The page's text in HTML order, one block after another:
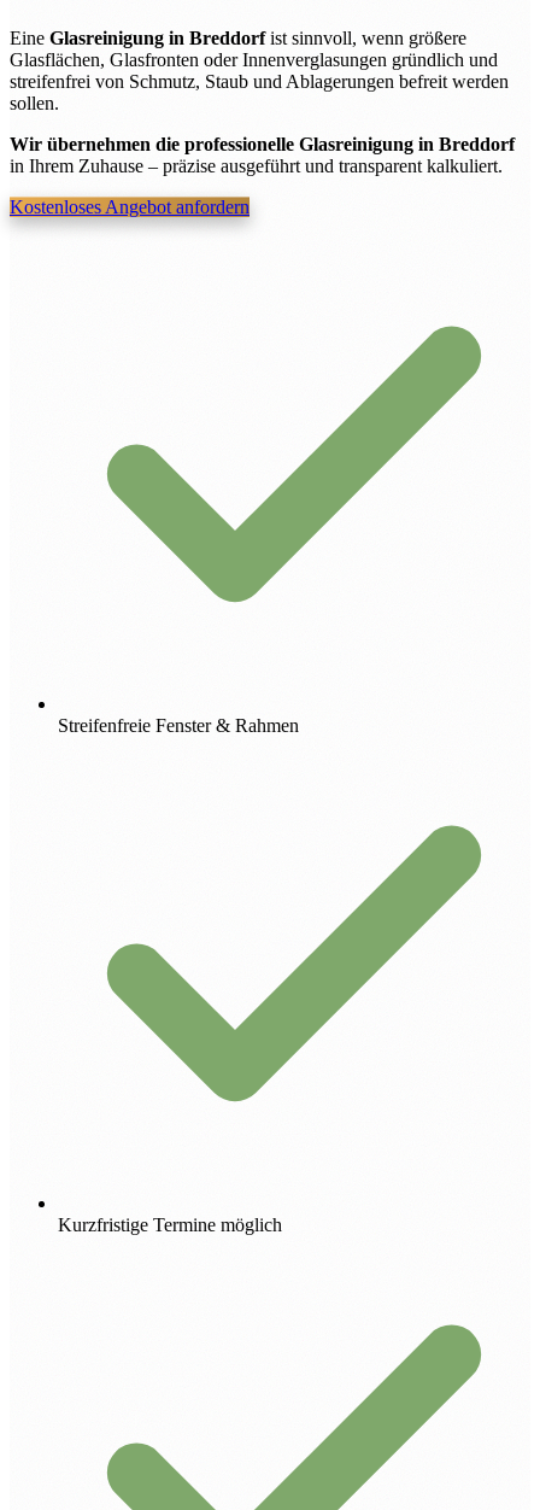
Eine Glasreinigung in Breddorfist sinnvoll, wenn größere
Glasflächen, Glasfronten oder Innenverglasungen gründlich und
streifenfrei von Schmutz, Staub und Ablagerungen befreit werden
sollen.
Wir übernehmen die professionelle Glasreinigung in Breddorf
in Ihrem Zuhause – präzise ausgeführt und transparent kalkuliert.
Kostenloses Angebot anfordern
Streifenfreie Fenster & Rahmen
Kurzfristige Termine möglich